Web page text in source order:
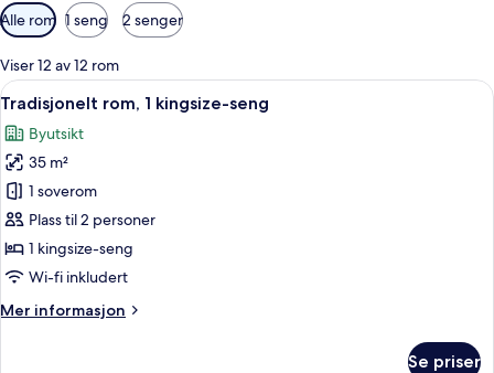
Tilgjengelige
filtre
for
rom
Alle rom 1 seng 2 senger
Viser 12 av 12 rom
Åpne
alle
bildene
av
Tradisjonelt
rom,
1
kingsize-
Sengetøy av topp kvalitet, dundyner
9
Tradisjonelt rom, 1 kingsize-seng
Byutsikt
35 m²
1 soverom
Plass til 2 personer
1 kingsize-seng
Wi-fi inkludert
Mer informasjon
Mer
Se priser